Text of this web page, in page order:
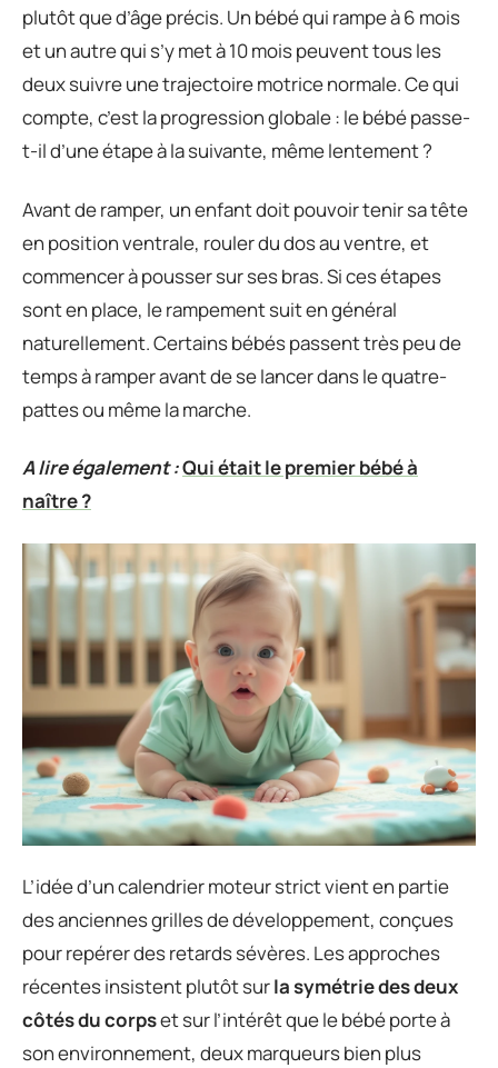
plutôt que d’âge précis. Un bébé qui rampe à 6 mois
et un autre qui s’y met à 10 mois peuvent tous les
deux suivre une trajectoire motrice normale. Ce qui
compte, c’est la progression globale : le bébé passe-
t-il d’une étape à la suivante, même lentement ?
Avant de ramper, un enfant doit pouvoir tenir sa tête
en position ventrale, rouler du dos au ventre, et
commencer à pousser sur ses bras. Si ces étapes
sont en place, le rampement suit en général
naturellement. Certains bébés passent très peu de
temps à ramper avant de se lancer dans le quatre-
pattes ou même la marche.
A lire également :Qui était le premier bébé à
naître ?
L’idée d’un calendrier moteur strict vient en partie
des anciennes grilles de développement, conçues
pour repérer des retards sévères. Les approches
récentes insistent plutôt surla symétrie des deux
côtés du corpset sur l’intérêt que le bébé porte à
son environnement, deux marqueurs bien plus